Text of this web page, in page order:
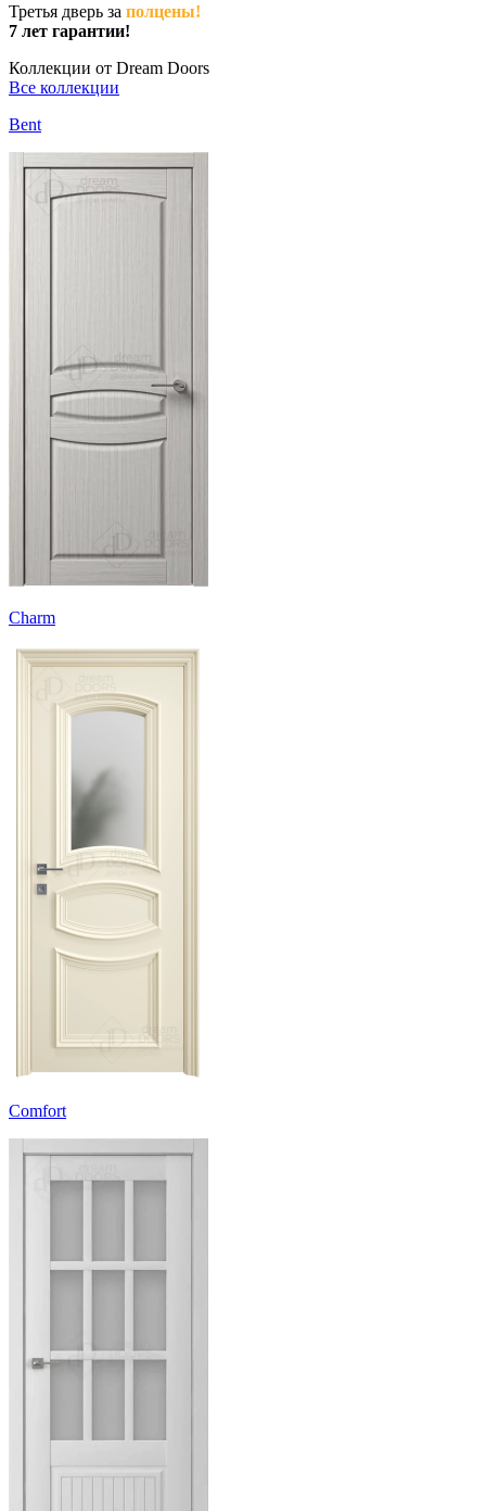
Третья дверь за полцены!
7 лет гарантии!
Коллекции от Dream Doors
Все коллекции
Bent
Charm
Comfort